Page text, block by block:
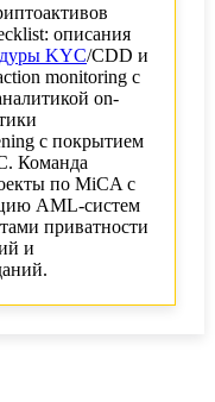
описания
KYC/CDD и
monitoring с
on-
с покрытием
Команда
по MiCA с
AML-систем
приватности
и